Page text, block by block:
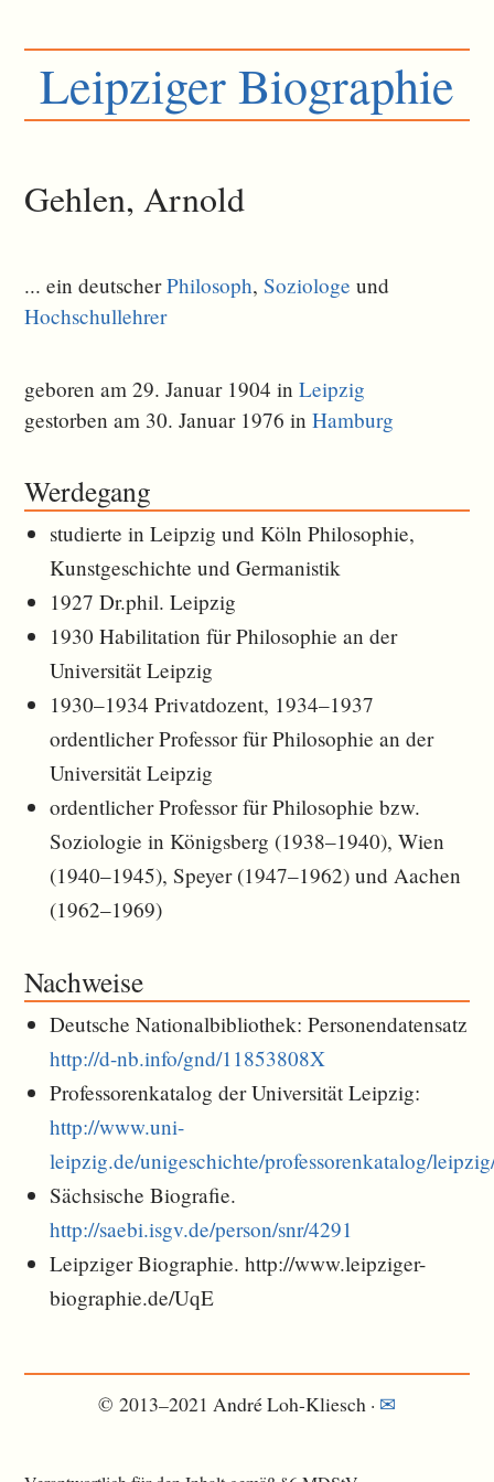
Leipziger Biographie
Gehlen, Arnold
... ein deutscherPhilosoph,Soziologe und
Hochschullehrer
geboren am 29. Januar 1904 inLeipzig
gestorben am 30. Januar 1976 inHamburg
Werdegang
studierte in Leipzig und Köln Philosophie,
Kunstgeschichte und Germanistik
1927 Dr.phil. Leipzig
1930 Habilitation für Philosophie an der
Universität Leipzig
1930–1934 Privatdozent, 1934–1937
ordentlicher Professor für Philosophie an der
Universität Leipzig
ordentlicher Professor für Philosophie bzw.
Soziologie in Königsberg (1938–1940), Wien
(1940–1945), Speyer (1947–1962) und Aachen
(1962–1969)
Nachweise
Deutsche Nationalbibliothek: Personendatensatz
http://d-nb.info/gnd/11853808X
Professorenkatalog der Universität Leipzig:
http://www.uni-
leipzig.de/unigeschichte/professorenkatalog/
Sächsische Biografie.
http://saebi.isgv.de/person/snr/4291
Leipziger Biographie. http://www.leipziger-
biographie.de/UqE
© 2013–2021 André Loh-Kliesch · ✉︎